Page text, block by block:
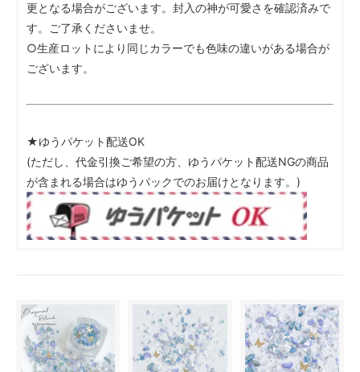
更となる場合がございます。封入の神が可愛さを確認済みで
す。ご了承くださいませ。
○生産ロットにより同じカラーでも色味の違いがある場合が
ございます。
★ゆうパケット配送OK
(ただし、代金引換ご希望の方、ゆうパケット配送NGの商品
が含まれる場合はゆうパックでのお届けとなります。)